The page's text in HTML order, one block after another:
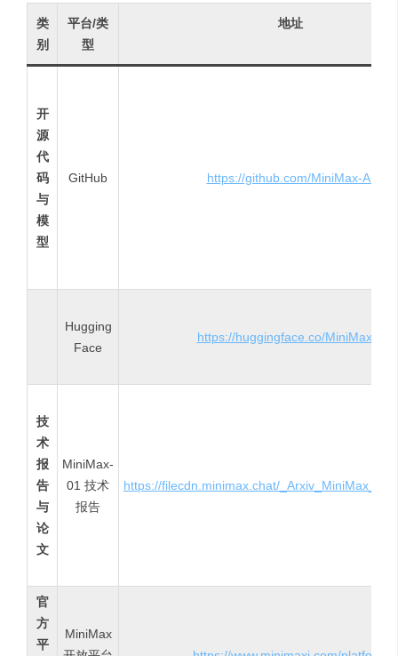
类
别
平台/类
型
地址
开
源
代
码
与
模
型
GitHub https://github.com/MiniMax-AI
Hugging
Face
https://huggingface.co/MiniMaxAI
技
术
报
告
与
论
文
MiniMax-
01 技术
报告
https://filecdn.minimax.chat/
官
方
平
MiniMax